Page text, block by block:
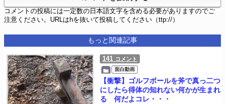
コメントの投稿には一定数の日本語文字を含める必要がありますのでご
注意ください。URLはhを抜いて投稿してください（ttp://）
もっと関連記事
141 コメント
面白動画
【衝撃】ゴルフボールを斧で真っ二つ
にしたら得体の知れない何かが生まれ
る 何だよコレ・・・